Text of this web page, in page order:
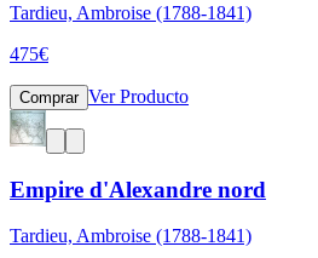
Tardieu, Ambroise (1788-1841)
475€
Comprar Ver Producto
Empire d'Alexandre nord
Tardieu, Ambroise (1788-1841)